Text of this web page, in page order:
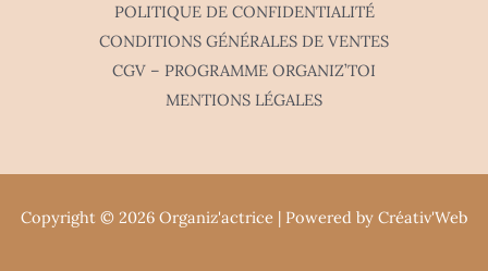
POLITIQUE DE CONFIDENTIALITÉ
CONDITIONS GÉNÉRALES DE VENTES
CGV – PROGRAMME ORGANIZ’TOI
MENTIONS LÉGALES
Copyright © 2026 Organiz'actrice | Powered by Créativ'Web